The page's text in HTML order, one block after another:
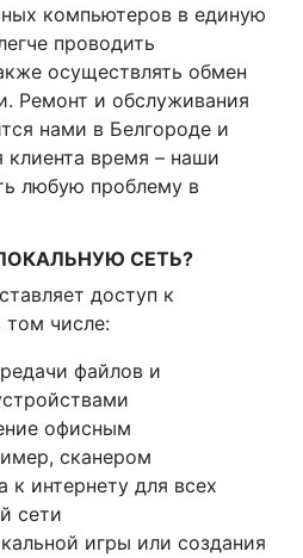
компьютеров в единую
проводить
осуществлять обмен
Ремонт и обслуживания
нами в Белгороде и
клиента время – наши
любую проблему в
СЕТЬ?
доступ к
том числе:
файлов и
офисным
сканером
к интернету для всех
сети
игры или создания